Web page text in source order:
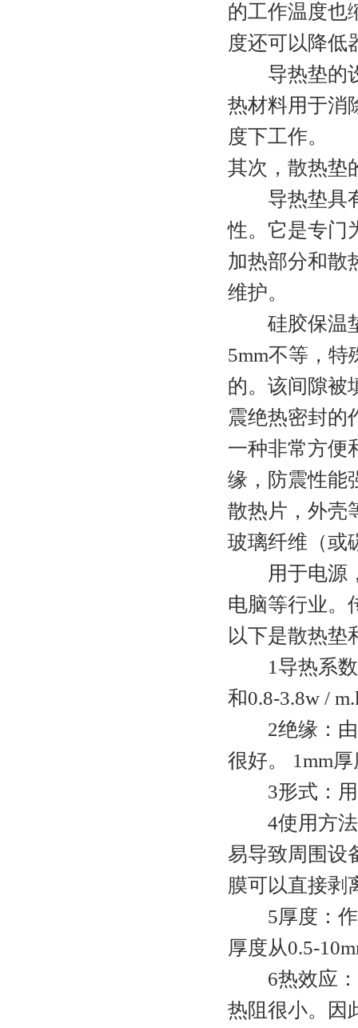
的工作温度也
度还可以降低
导热垫的设
热材料用于消
度下工作。
其次，散热垫
导热垫具有
性。它是专门
加热部分和散
维护。
硅胶保温垫
5mm不等，特
的。该间隙被
震绝热密封的
一种非常方便
缘，防震性能
散热片，外壳
玻璃纤维（或
用于电源，
电脑等行业。
以下是散热垫
1导热系数
和0.8-3.8w /
2绝缘：由
很好。 1mm
3形式：用
4使用方法
易导致周围设
膜可以直接剥
5厚度：作
厚度从0.5-
6热效应：
热阻很小。因